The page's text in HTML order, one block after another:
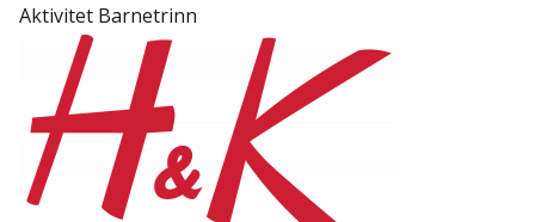
Aktivitet Barnetrinn